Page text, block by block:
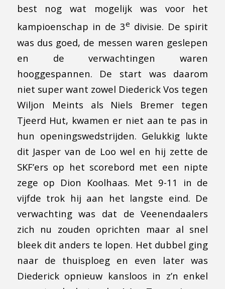
best nog wat mogelijk was voor het
kampioenschap in de 3e divisie. De spirit
was dus goed, de messen waren geslepen
en de verwachtingen waren
hooggespannen. De start was daarom
niet super want zowel Diederick Vos tegen
Wiljon Meints als Niels Bremer tegen
Tjeerd Hut, kwamen er niet aan te pas in
hun openingswedstrijden. Gelukkig lukte
dit Jasper van de Loo wel en hij zette de
SKF’ers op het scorebord met een nipte
zege op Dion Koolhaas. Met 9-11 in de
vijfde trok hij aan het langste eind. De
verwachting was dat de Veenendaalers
zich nu zouden oprichten maar al snel
bleek dit anders te lopen. Het dubbel ging
naar de thuisploeg en even later was
Diederick opnieuw kansloos in z’n enkel